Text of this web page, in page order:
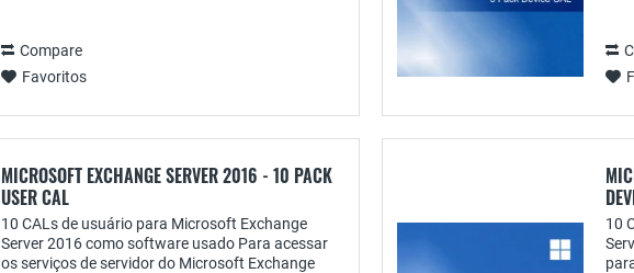
Compare
Favoritos
MICROSOFT EXCHANGE SERVER 2016 - 10 PACK
USER CAL
10 CALs de usuário para Microsoft Exchange
Server 2016 como software usado Para acessar
os serviços de servidor do Microsoft Exchange
10